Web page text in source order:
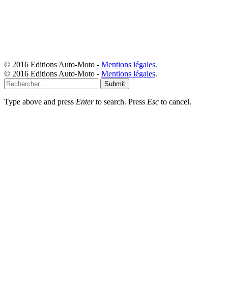
© 2016 Editions Auto-Moto - Mentions légales.
© 2016 Editions Auto-Moto - Mentions légales.
Submit
Type above and press Enterto search. Press Esc to cancel.